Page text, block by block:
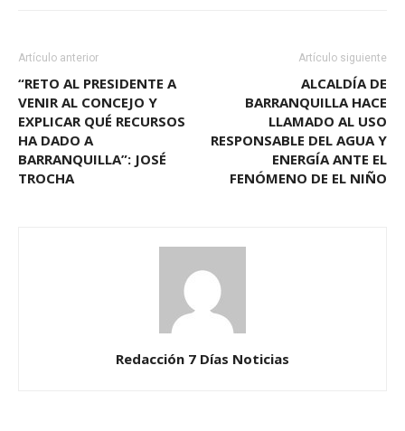
Artículo anterior
“RETO AL PRESIDENTE A
VENIR AL CONCEJO Y
EXPLICAR QUÉ RECURSOS
HA DADO A
BARRANQUILLA”: JOSÉ
TROCHA
Artículo siguiente
ALCALDÍA DE
BARRANQUILLA HACE
LLAMADO AL USO
RESPONSABLE DEL AGUA Y
ENERGÍA ANTE EL
FENÓMENO DE EL NIÑO
Redacción 7 Días Noticias